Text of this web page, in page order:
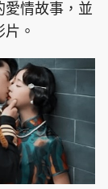
愛情故事，並
。